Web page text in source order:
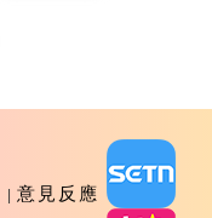
意見反應